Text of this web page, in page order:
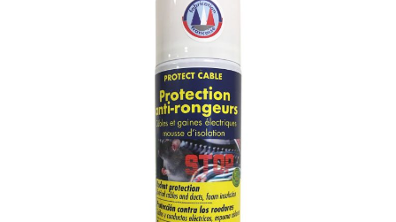
PROTECTION ANTI-
RONGEURS : CÂBLES,
GAINES ÉLECTRIQUES ET
MOUSSES D’ISOLATION
PROTECTION ANTI-RONGEURS : CÂBLES, GAINES
ÉLECTRIQUES ET MOUSSES D’ISOLATION